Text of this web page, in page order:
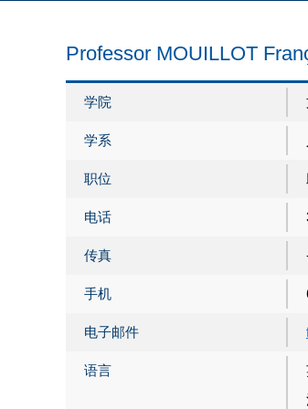
Professor MOUILLOT
学院
学系
职位
电话
传真
手机
电子邮件
语言